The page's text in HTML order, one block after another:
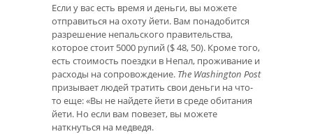
Если у вас есть время и деньги, вы можете
отправиться на охоту йети. Вам понадобится
разрешение непальского правительства,
которое стоит 5000 рупий ($ 48, 50). Кроме того,
есть стоимость поездки в Непал, проживание и
расходы на сопровождение. The Washington Post
призывает людей тратить свои деньги на что-
то еще: «Вы не найдете йети в среде обитания
йети. Но если вам повезет, вы можете
наткнуться на медведя.